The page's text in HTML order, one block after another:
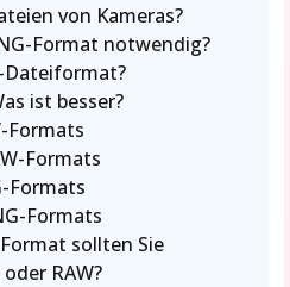
von Kameras?
Format notwendig?
Dateiformat?
ist besser?
Formats
Formats
Formats
Formats
sollten Sie
RAW?